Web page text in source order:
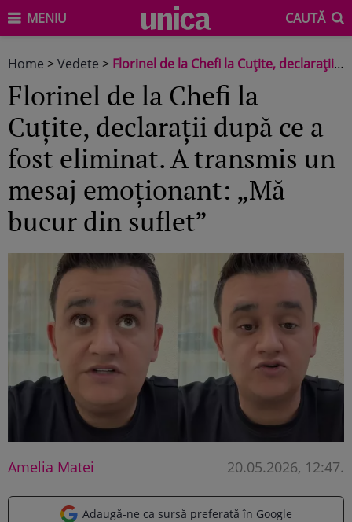
MENIU CAUTĂ
Home >Vedete > Florinel de la Chefi la Cuțite, declarații după ce a fost eliminat. A transmis un mesaj emoționant: „Mă bucur din suflet”
Florinel de la Chefi la
Cuțite, declarații după ce a
fost eliminat. A transmis un
mesaj emoționant: „Mă
bucur din suflet”
Amelia Matei 20.05.2026, 12:47.
Adaugă-ne ca sursă preferată în Google